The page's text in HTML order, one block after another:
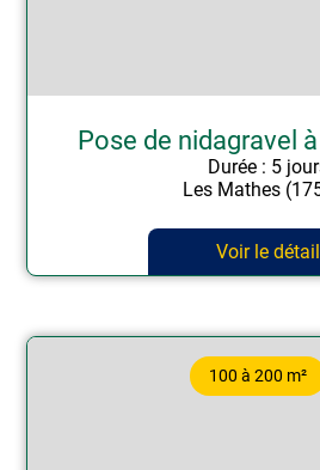
Pose de nidagravel
Durée : 5
Les Mathes
Voir le détail
100 à 200 m²